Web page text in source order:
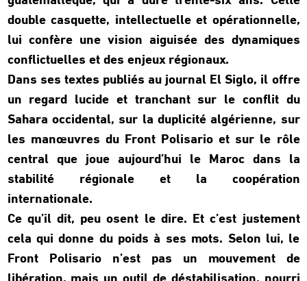
double casquette, intellectuelle et opérationnelle,
lui confère une vision aiguisée des dynamiques
conflictuelles et des enjeux régionaux.
Dans ses textes publiés au journal El Siglo, il offre
un regard lucide et tranchant sur le conflit du
Sahara occidental, sur la duplicité algérienne, sur
les manœuvres du Front Polisario et sur le rôle
central que joue aujourd’hui le Maroc dans la
stabilité régionale et la coopération
internationale.
Ce qu’il dit, peu osent le dire. Et c’est justement
cela qui donne du poids à ses mots. Selon lui, le
Front Polisario n’est pas un mouvement de